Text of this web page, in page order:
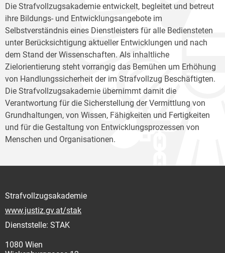
Die Strafvollzugsakademie entwickelt, begleitet und betreut
ihre Bildungs- und Entwicklungsangebote im
Selbstverständnis eines Dienstleisters für alle Bediensteten
unter Berücksichtigung aktueller Entwicklungen und nach
dem Stand der Wissenschaften. Als inhaltliche
Zielorientierung steht vorrangig das Bemühen um Erhöhung
von Handlungssicherheit der im Strafvollzug Beschäftigten.
Die Strafvollzugsakademie übernimmt damit die
Verantwortung für die Sicherstellung der Vermittlung von
Grundhaltungen, von Wissen, Fähigkeiten und Fertigkeiten
und für die Gestaltung von Entwicklungsprozessen von
Menschen und Organisationen.
Strafvollzugsakademie
www.justiz.gv.at/stak
Dienststelle: STAK
1080 Wien